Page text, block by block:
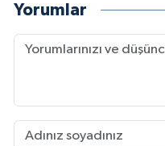
Yorumlar